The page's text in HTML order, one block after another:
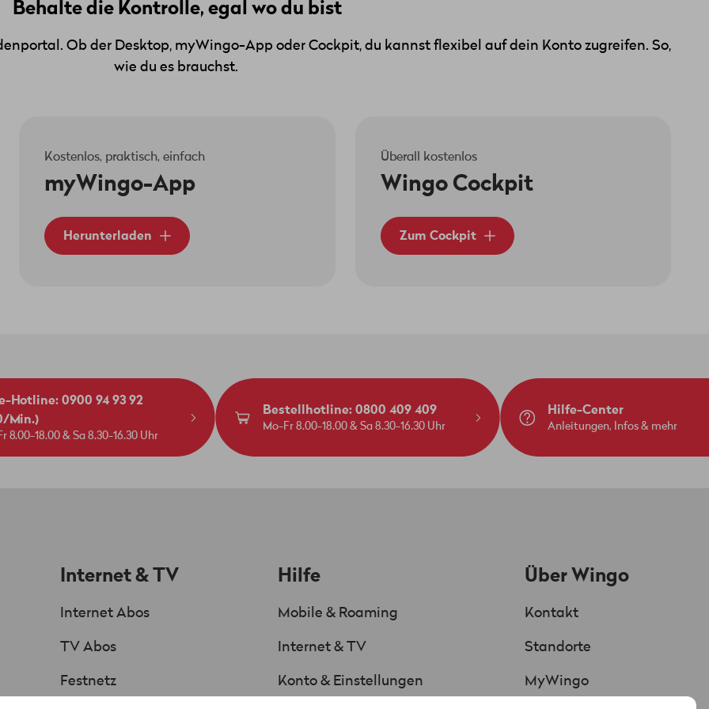
oder XGS-PON.
mit 1000Base-BX kompatibel ist – z. B. das TL-SM322B – und es direkt an deinen Router
wie den TP-Link MC220L verwenden.
benötigst du ein zertifiziertes VDSL- oder G.Fast-Modem. Dieses kannst du einfach an deine
kein Passwort erforderlich – eine IPv4- und IPv6-Adresse wird automatisch per DHCP zugewiesen.
für die Einrichtung oder Konfiguration von Routern, die nicht von Wingo stammen. Ebenso
Box verwendet wird.
als die Wingo Internet-Box, kannst du auch keine WLAN-Einstellungen (SSID und Passwort)
Behalte die Kontrolle, egal wo du bist
Ob der Desktop, myWingo-App oder Cockpit, du kannst flexibel auf dein Konto zugreifen. So,
wie du es brauchst.
Kostenlos, praktisch, einfach
myWingo-App
Herunterladen
Überall kostenlos
Wingo Cockpit
Zum Cockpit
Hotline: 0900 94 93 92
Min.)
8.00-18.00 & Sa 8.30-16.30 Uhr
Bestellhotline: 0800 409 409
Mo-Fr 8.00-18.00 & Sa 8.30-16.30 Uhr
Hilfe-Center
Anleitungen, Infos & mehr
Internet & TV
Internet Abos
TV Abos
Festnetz
Hilfe
Mobile & Roaming
Internet & TV
Konto & Einstellungen
Über Wingo
Kontakt
Standorte
MyWingo